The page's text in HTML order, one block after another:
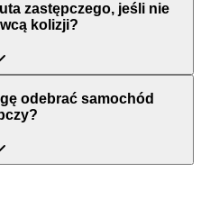
zastępczego, jeśli nie
kolizji?
odebrać samochód